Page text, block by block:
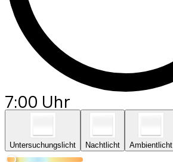
7:00 Uhr
Untersuchungslicht Nachtlicht Ambientlicht